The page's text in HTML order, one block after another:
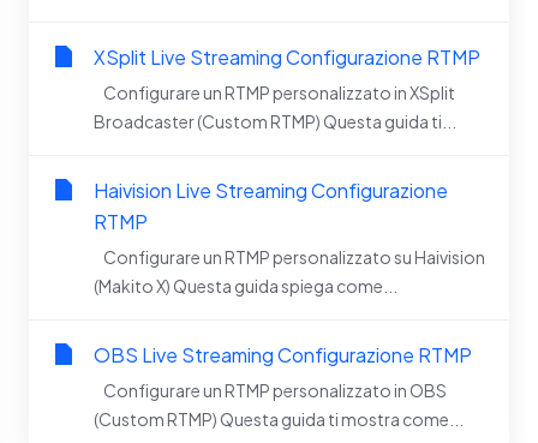
XSplit Live Streaming Configurazione RTMP
Configurare un RTMP personalizzato in XSplit
Broadcaster (Custom RTMP) Questa guida ti...
Haivision Live Streaming Configurazione
RTMP
Configurare un RTMP personalizzato su Haivision
(Makito X) Questa guida spiega come...
OBS Live Streaming Configurazione RTMP
Configurare un RTMP personalizzato in OBS
(Custom RTMP) Questa guida ti mostra come...